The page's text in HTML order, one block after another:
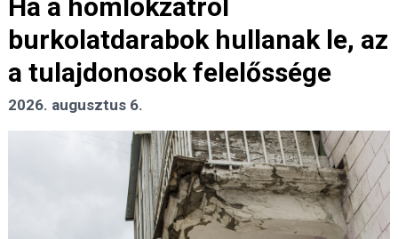
Ha a homlokzatról
burkolatdarabok hullanak le, az
a tulajdonosok felelőssége
2026. augusztus 6.